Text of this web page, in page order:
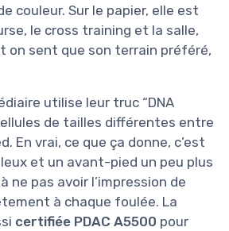
couleur. Sur le papier, elle est
le cross training et la salle,
on sent que son terrain préféré,
utilise leur truc “DNA
de tailles différentes entre
En vrai, ce que ça donne, c’est
et un avant-pied un peu plus
ne pas avoir l’impression de
à chaque foulée. La
certifiée PDAC A5500 pour